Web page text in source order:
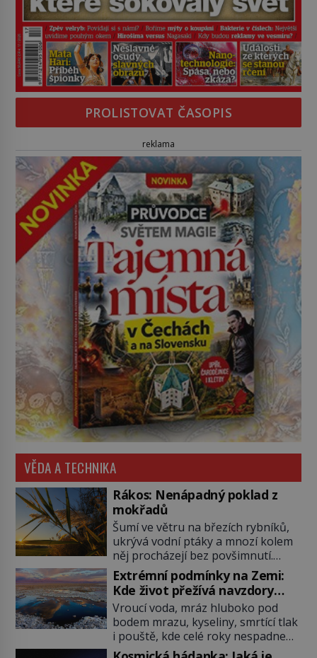
PROLISTOVAT ČASOPIS
reklama
VĚDA A TECHNIKA
Rákos: Nenápadný poklad z
mokřadů
Šumí ve větru na březích rybníků,
ukrývá vodní ptáky a mnozí kolem
něj procházejí bez povšimnutí.
Přesto právě rákos pomáhal stavět
domy, vyrábět lodě, zapisovat první
texty a inspiroval řadu pověstí.
Tato skromná, ale užitečná
rostlina provází člověka už tisíce
let. Většina lidí vnímá rákos jen jako
obyčejnou kulisu letního koupání.
Extrémní podmínky na Zemi:
Kde život přežívá navzdory
všemu
Vroucí voda, mráz hluboko pod
bodem mrazu, kyseliny, smrtící tlak
i pouště, kde celé roky nespadne
jediná kapka deště. Na první